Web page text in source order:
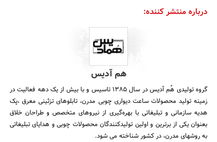
درباره منتشر کننده:
هم آدیس
گروه تولیدی هُم آدیس در سال 1385 تاسیس و با بیش از یک دهه فعالیت در
زمینه تولید محصولات ساعت دیواری چوبی مدرن، تابلوهای تزئینی معرق ،پک
هدیه سازمانی و تبلیغاتی با بهره‌گیری از نیروهای متخصص و طراحان خلاق
بعنوان یکی از برترین و اولین تولیدکنندگان محصولات چوبی و هدایای تبلیغاتی
به روشهای مدرن، در کشور شناخته می شود.